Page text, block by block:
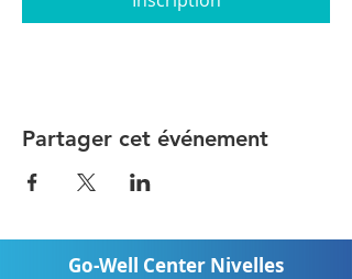
Partager cet événement
Go-Well Center Nivelles